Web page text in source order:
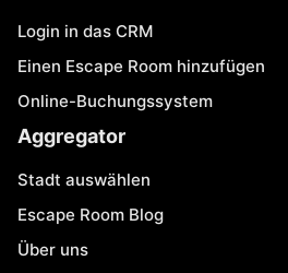
Login in das CRM
Einen Escape Room hinzufügen
Online-Buchungssystem
Aggregator
Stadt auswählen
Escape Room Blog
Über uns